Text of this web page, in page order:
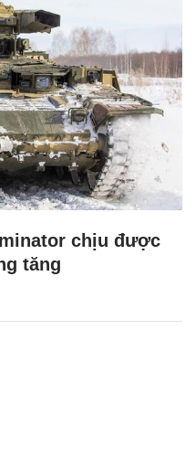
chịu được
tăng